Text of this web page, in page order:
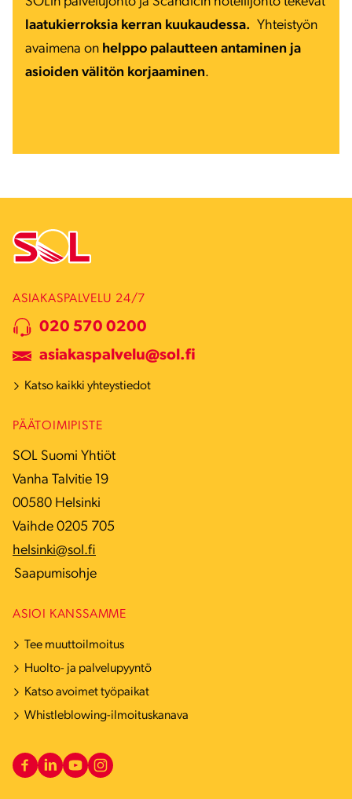
laatukierroksia kerran kuukaudessa. Yhteistyön
avaimena on helppo palautteen antaminen ja
asioiden välitön korjaaminen.
ASIAKASPALVELU 24/7
020 570 0200
asiakaspalvelu@sol.fi
Katso kaikki yhteystiedot
PÄÄTOIMIPISTE
SOL Suomi Yhtiöt
Vanha Talvitie 19
00580 Helsinki
Vaihde 0205 705
helsinki@sol.fi
Saapumisohje
ASIOI KANSSAMME
Tee muuttoilmoitus
Huolto- ja palvelupyyntö
Katso avoimet työpaikat
Whistleblowing-ilmoituskanava